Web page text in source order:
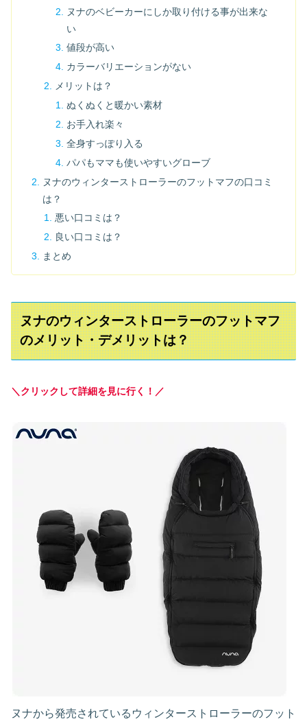
ヌナのベビーカーにしか取り付ける事が出来な
い
値段が高い
カラーバリエーションがない
メリットは？
ぬくぬくと暖かい素材
お手入れ楽々
全身すっぽり入る
パパもママも使いやすいグローブ
ヌナのウィンターストローラーのフットマフの口コミ
は？
悪い口コミは？
良い口コミは？
まとめ
ヌナのウィンターストローラーのフットマフ
のメリット・デメリットは？
＼クリックして詳細を見に行く！／
ヌナから発売されているウィンターストローラーのフット